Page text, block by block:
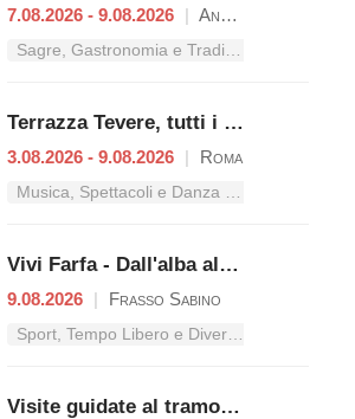
7.08.2026 - 9.08.2026 | Anagni
Terrazza Tevere, tutti i concerti dal 3 al 9 agosto
3.08.2026 - 9.08.2026 | Roma
Vivi Farfa - Dall'alba al tramonto
9.08.2026 | Frasso Sabino
Visite guidate al tramonto a Castello di Santa Severa